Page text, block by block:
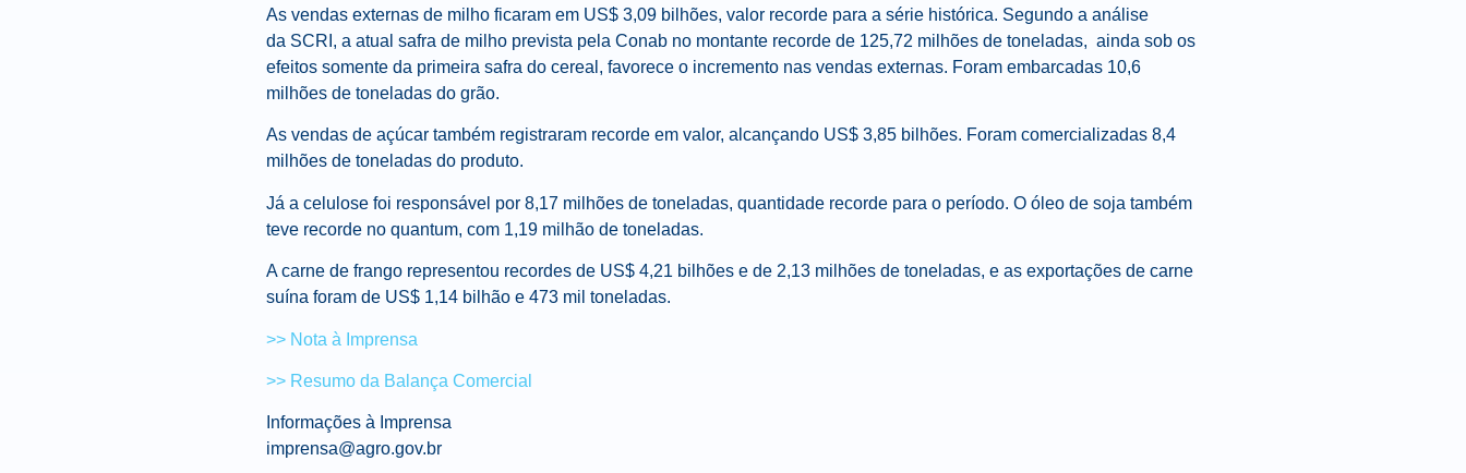
As vendas externas de milho ficaram em US$ 3,09 bilhões, valor recorde para a série histórica. Segundo a análise
da SCRI, a atual safra de milho prevista pela Conab no montante recorde de 125,72 milhões de toneladas, ainda sob os
efeitos somente da primeira safra do cereal, favorece o incremento nas vendas externas. Foram embarcadas 10,6
milhões de toneladas do grão.
As vendas de açúcar também registraram recorde em valor, alcançando US$ 3,85 bilhões. Foram comercializadas 8,4
milhões de toneladas do produto.
Já a celulose foi responsável por 8,17 milhões de toneladas, quantidade recorde para o período. O óleo de soja também
teve recorde no quantum, com 1,19 milhão de toneladas.
A carne de frango representou recordes de US$ 4,21 bilhões e de 2,13 milhões de toneladas, e as exportações de carne
suína foram de US$ 1,14 bilhão e 473 mil toneladas.
>> Nota à Imprensa
>> Resumo da Balança Comercial
Informações à Imprensa
imprensa@agro.gov.br